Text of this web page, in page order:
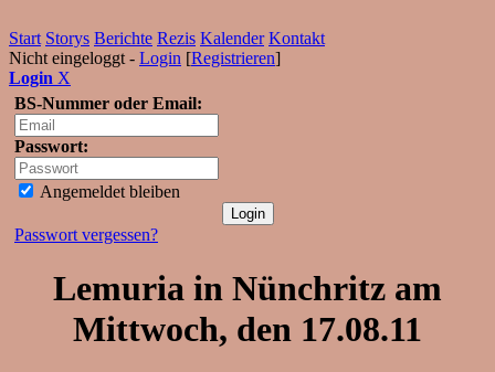
Start Storys Berichte Rezis Kalender Kontakt
Nicht eingeloggt - Login [Registrieren]
Login X
BS-Nummer oder Email:
Passwort:
Angemeldet bleiben
Passwort vergessen?
Lemuria in Nünchritz am
Mittwoch, den 17.08.11